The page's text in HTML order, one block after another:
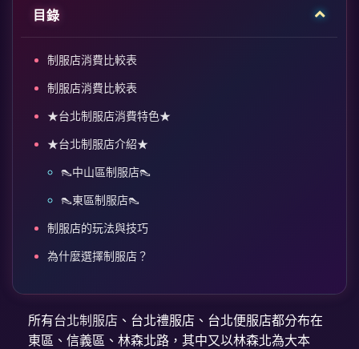
目錄
制服店消費比較表
制服店消費比較表
★台北制服店消費特色★
★台北制服店介紹★
👠中山區制服店👠
👠東區制服店👠
制服店的玩法與技巧
為什麼選擇制服店？
所有台北制服店 、台北禮服店、台北便服店都分布在
東區、信義區、林森北路，其中又以林森北為大本